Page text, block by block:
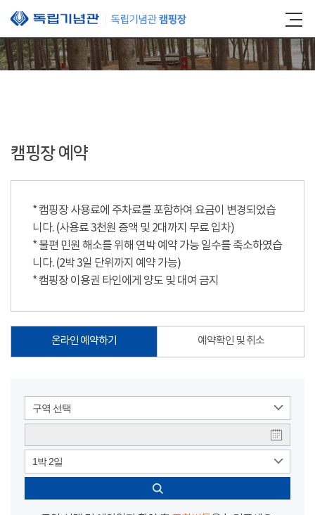
본문 바로가기
캠핑장 예약
* 캠핑장 사용료에 주차료를 포함하여 요금이 변경되었습
니다. (사용료 3천원 증액 및 2대까지 무료 입차)
* 불편 민원 해소를 위해 연박 예약 가능 일수를 축소하였습
니다. (2박 3일 단위까지 예약 가능)
* 캠핑장 이용권 타인에게 양도 및 대여 금지
온라인 예약하기 예약확인 및 취소
구역 선택
1박 2일